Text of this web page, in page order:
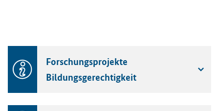
Forschungsprojekte
Bildungsgerechtigkeit